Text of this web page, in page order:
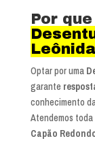
Por
Optar por uma
garante
conhecimento
Atendemos toda
Capão